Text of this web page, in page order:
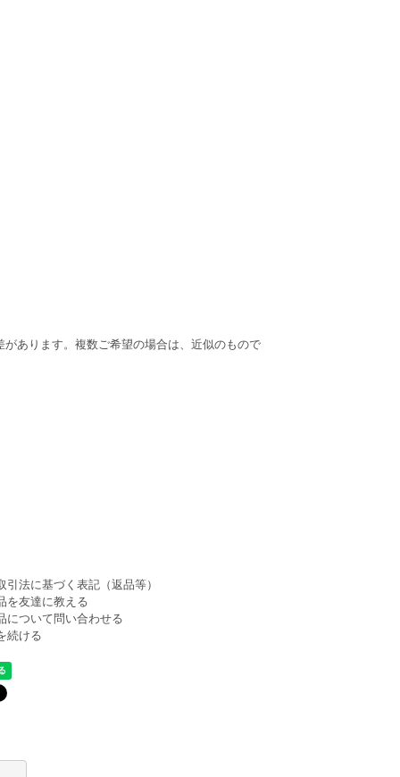
あります。複数ご希望の場合は、近似のもので
引法に基づく表記（返品等）
を友達に教える
について問い合わせる
続ける